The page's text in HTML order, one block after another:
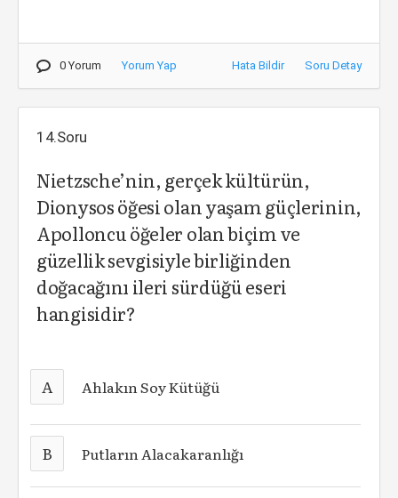
0 Yorum Yorum Yap Hata Bildir Soru Detay
14.Soru
Nietzsche’nin, gerçek kültürün,
Dionysos öğesi olan yaşam güçlerinin,
Apolloncu öğeler olan biçim ve
güzellik sevgisiyle birliğinden
doğacağını ileri sürdüğü eseri
hangisidir?
A Ahlakın Soy Kütüğü
B Putların Alacakaranlığı